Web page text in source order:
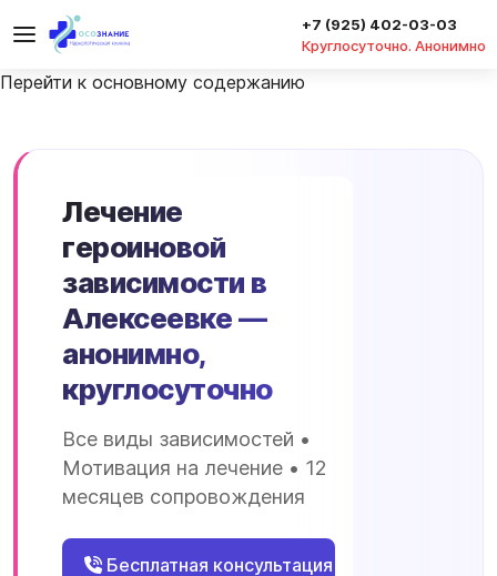
Перейти к основному содержанию
+7 (925) 402-03-03
Круглосуточно. Анонимно
Лечение
героиновой
зависимости в
Алексеевке —
анонимно,
круглосуточно
Все виды зависимостей •
Мотивация на лечение • 12
месяцев сопровождения
Бесплатная консультация